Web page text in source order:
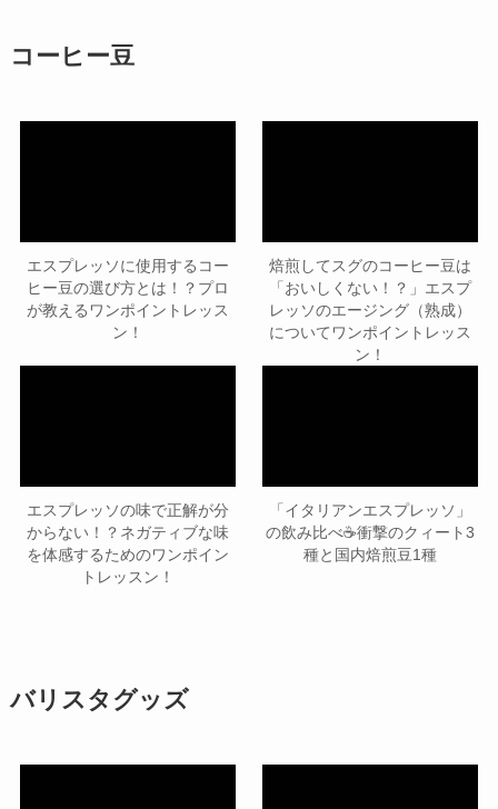
コーヒー豆
エスプレッソに使用するコー
ヒー豆の選び方とは！？プロ
が教えるワンポイントレッス
ン！
焙煎してスグのコーヒー豆は
「おいしくない！？」エスプ
レッソのエージング（熟成）
についてワンポイントレッス
ン！
エスプレッソの味で正解が分
からない！？ネガティブな味
を体感するためのワンポイン
トレッスン！
「イタリアンエスプレッソ」
の飲み比べ☕衝撃のクィート3
種と国内焙煎豆1種
バリスタグッズ